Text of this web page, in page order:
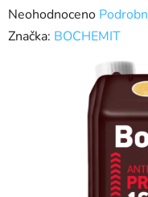
Průměrné
hodnocení
Neohodnoceno
Značka: BOCHEMIT